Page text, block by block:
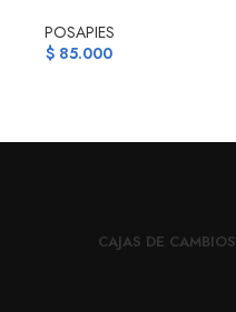
POSAPIES
$ 85.000
CAJAS DE CAMBIOS